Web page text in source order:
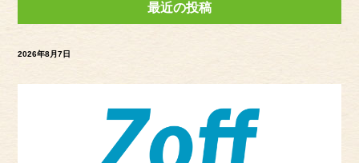
最近の投稿
2026年8月7日